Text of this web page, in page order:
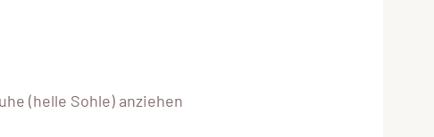
(helle Sohle) anziehen